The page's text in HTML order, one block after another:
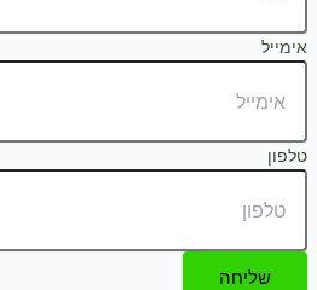
אימייל
טלפון
שליחה